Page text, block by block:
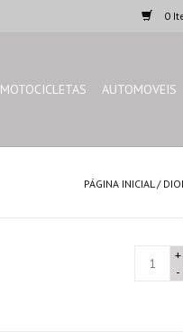
0
MOTOCICLETAS AUTOMOVEIS
PÁGINA INICIAL/
+
-